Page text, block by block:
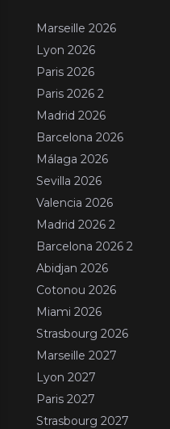
Marseille 2026
Lyon 2026
Paris 2026
Paris 2026 2
Madrid 2026
Barcelona 2026
Málaga 2026
Sevilla 2026
Valencia 2026
Madrid 2026 2
Barcelona 2026 2
Abidjan 2026
Cotonou 2026
Miami 2026
Strasbourg 2026
Marseille 2027
Lyon 2027
Paris 2027
Strasbourg 2027